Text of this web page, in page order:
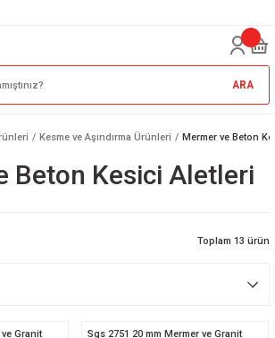
ARA
Kesme ve Aşındırma Ürünleri Mermer ve Beton
Beton Kesici Aletleri
Toplam 13 ürün
Granit
Sgs 2751 20 mm Mermer ve Granit